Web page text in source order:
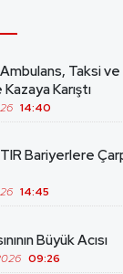
Taksi ve
Karıştı
14:40
Bariyerlere
14:45
Büyük Acısı
09:26